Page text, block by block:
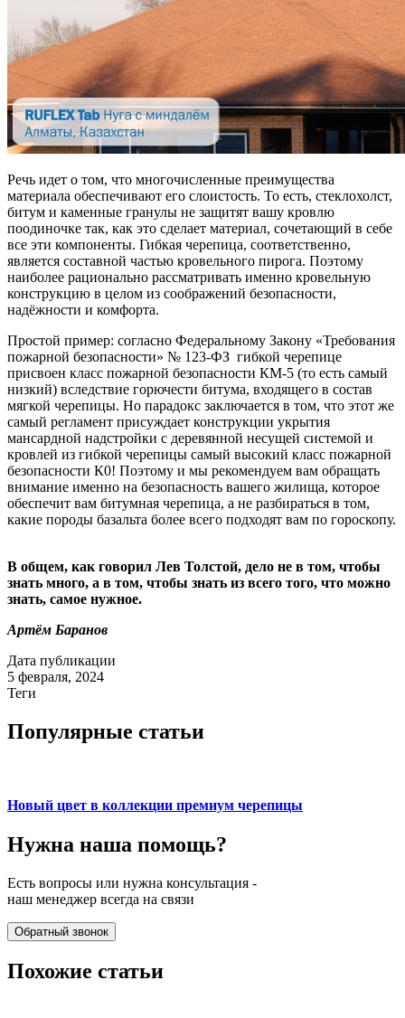
Речь идет о том, что многочисленные преимущества
материала обеспечивают его слоистость. То есть, стеклохолст,
битум и каменные гранулы не защитят вашу кровлю
поодиночке так, как это сделает материал, сочетающий в себе
все эти компоненты. Гибкая черепица, соответственно,
является составной частью кровельного пирога. Поэтому
наиболее рационально рассматривать именно кровельную
конструкцию в целом из соображений безопасности,
надёжности и комфорта.
Простой пример: согласно Федеральному Закону «Требования
пожарной безопасности» № 123-ФЗ гибкой черепице
присвоен класс пожарной безопасности КМ-5 (то есть самый
низкий) вследствие горючести битума, входящего в состав
мягкой черепицы. Но парадокс заключается в том, что этот же
самый регламент присуждает конструкции укрытия
мансардной надстройки с деревянной несущей системой и
кровлей из гибкой черепицы самый высокий класс пожарной
безопасности К0! Поэтому и мы рекомендуем вам обращать
внимание именно на безопасность вашего жилища, которое
обеспечит вам битумная черепица, а не разбираться в том,
какие породы базальта более всего подходят вам по гороскопу.
В общем, как говорил Лев Толстой, дело не в том, чтобы
знать много, а в том, чтобы знать из всего того, что можно
знать, самое нужное.
Артём Баранов
Дата публикации
5 февраля, 2024
Теги
Популярные статьи
Новый цвет в коллекции премиум черепицы
Нужна наша помощь?
Есть вопросы или нужна консультация -
наш менеджер всегда на связи
Обратный звонок
Похожие статьи